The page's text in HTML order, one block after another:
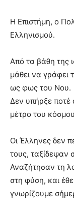
Η Επιστήμη, ο
Ελληνισμού.
Από τα βάθη της
μάθει να γράφει
ως φως του Νου.
Δεν υπήρξε
μέτρο του
Οι Έλληνες δεν
τους, ταξίδεψαν
Αναζήτησαν τη
στη φύση, και
γνωρίζουμε